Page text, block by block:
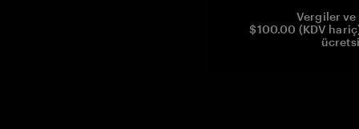
Vergiler
$100.00 (KDV